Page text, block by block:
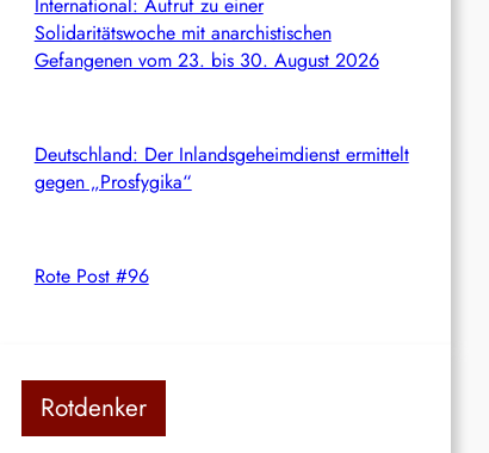
Solidaritätswoche mit anarchistischen
Gefangenen vom 23. bis 30. August 2026
Deutschland: Der Inlandsgeheimdienst ermittelt
gegen „Prosfygika“
Rote Post #96
Rotdenker